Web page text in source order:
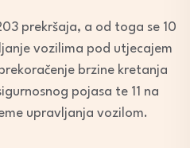
prekršaja, a od toga se 10
vozilima pod utjecajem
brzine kretanja
pojasa te 11 na
upravljanja vozilom.